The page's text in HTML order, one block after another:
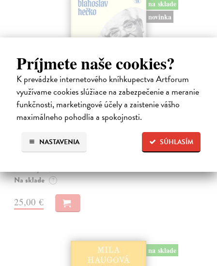
Príjmete naše cookies?
K prevádzke internetového kníhkupectva Artforum
využívame cookies slúžiace na zabezpečenie a meranie
funkčnosti, marketingové účely a zaistenie vášho
maximálneho pohodlia a spokojnosti.
SÚHLASÍM
NASTAVENIA
na sklade
novinka
Dobrodružstvo prekladu
„Nádherná kniha o úskaliach prekladateľského remesla a bohatstve
nášho jazyka.“ Adam Berka, vydavateľ Blahoslav Hečko (*1915 Suchá
Na sklade ?
25,00 €
na sklade